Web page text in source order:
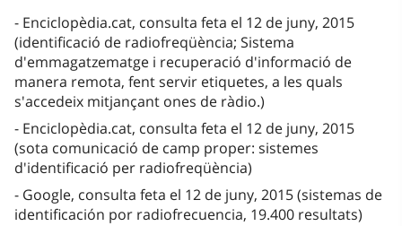
Enciclopèdia.cat, consulta feta el 12 de juny, 2015
(identificació de radiofreqüència; Sistema
d'emmagatzematge i recuperació d'informació de
manera remota, fent servir etiquetes, a les quals
s'accedeix mitjançant ones de ràdio.)
Enciclopèdia.cat, consulta feta el 12 de juny, 2015
(sota comunicació de camp proper: sistemes
d'identificació per radiofreqüència)
Google, consulta feta el 12 de juny, 2015 (sistemas de
identificación por radiofrecuencia, 19.400 resultats)